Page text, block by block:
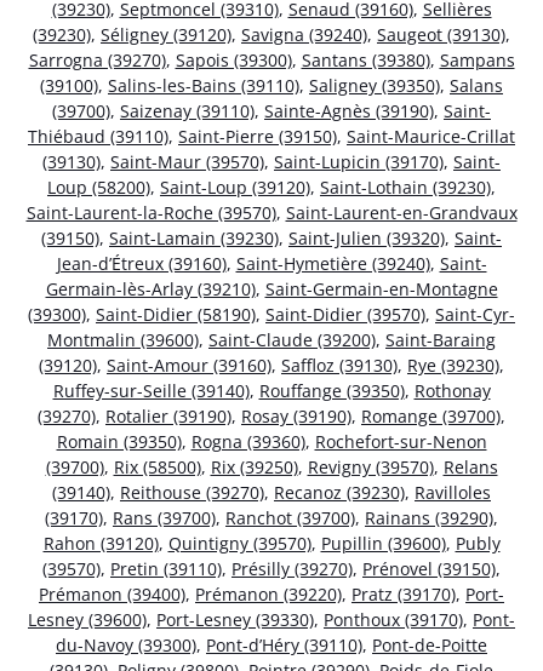
(39230), Septmoncel (39310), Senaud (39160), Sellières
(39230), Séligney (39120), Savigna (39240), Saugeot (39130),
Sarrogna (39270), Sapois (39300), Santans (39380), Sampans
(39100), Salins-les-Bains (39110), Saligney (39350), Salans
(39700), Saizenay (39110), Sainte-Agnès (39190), Saint-
Thiébaud (39110), Saint-Pierre (39150), Saint-Maurice-Crillat
(39130), Saint-Maur (39570), Saint-Lupicin (39170), Saint-
Loup (58200), Saint-Loup (39120), Saint-Lothain (39230),
Saint-Laurent-la-Roche (39570), Saint-Laurent-en-Grandvaux
(39150), Saint-Lamain (39230), Saint-Julien (39320), Saint-
Jean-d’Étreux (39160), Saint-Hymetière (39240), Saint-
Germain-lès-Arlay (39210), Saint-Germain-en-Montagne
(39300), Saint-Didier (58190), Saint-Didier (39570), Saint-Cyr-
Montmalin (39600), Saint-Claude (39200), Saint-Baraing
(39120), Saint-Amour (39160), Saffloz (39130), Rye (39230),
Ruffey-sur-Seille (39140), Rouffange (39350), Rothonay
(39270), Rotalier (39190), Rosay (39190), Romange (39700),
Romain (39350), Rogna (39360), Rochefort-sur-Nenon
(39700), Rix (58500), Rix (39250), Revigny (39570), Relans
(39140), Reithouse (39270), Recanoz (39230), Ravilloles
(39170), Rans (39700), Ranchot (39700), Rainans (39290),
Rahon (39120), Quintigny (39570), Pupillin (39600), Publy
(39570), Pretin (39110), Présilly (39270), Prénovel (39150),
Prémanon (39400), Prémanon (39220), Pratz (39170), Port-
Lesney (39600), Port-Lesney (39330), Ponthoux (39170), Pont-
du-Navoy (39300), Pont-d’Héry (39110), Pont-de-Poitte